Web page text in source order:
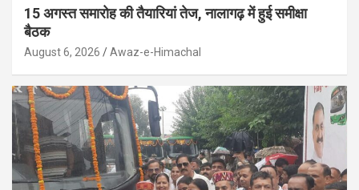
15 अगस्त समारोह की तैयारियां तेज, नालागढ़ में हुई समीक्षा
बैठक
August 6, 2026 Awaz-e-Himachal